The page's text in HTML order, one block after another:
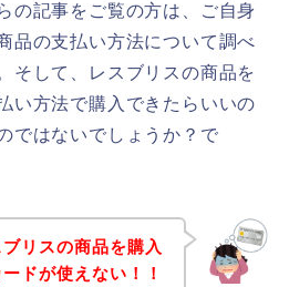
の記事をご覧の方は、ご自身
品の支払い方法について調べ
そして、レスブリスの商品を
い方法で購入できたらいいの
ではないでしょうか？で
リスの商品を購入
ドが使えない！！